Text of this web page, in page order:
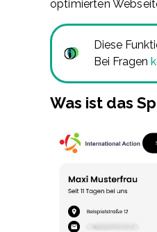
optimierten
Diese
Bei Fragen
Was ist das